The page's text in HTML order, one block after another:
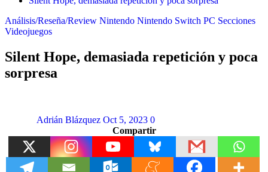
Análisis/Reseña/Review Nintendo Nintendo Switch PC Secciones
Videojuegos
Silent Hope, demasiada repetición y poca
sorpresa
Adrián Blázquez Oct 5, 2023 0
Compartir